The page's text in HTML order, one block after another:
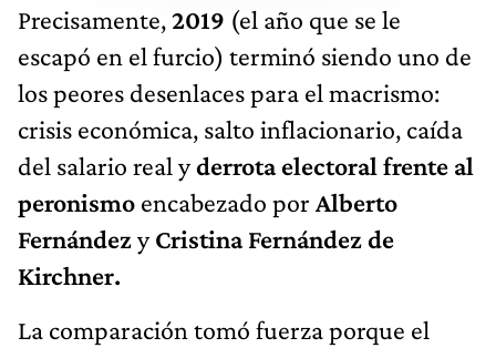
Precisamente,2019 (el año que se le
escapó en el furcio) terminó siendo uno de
los peores desenlaces para el macrismo:
crisis económica, salto inflacionario, caída
del salario real yderrota electoral frente al
peronismo encabezado por Alberto
FernándezyCristina Fernández de
Kirchner.
La comparación tomó fuerza porque el